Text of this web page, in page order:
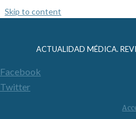
Skip to content
ACTUALIDAD MÉDICA.
Facebook
Twitter